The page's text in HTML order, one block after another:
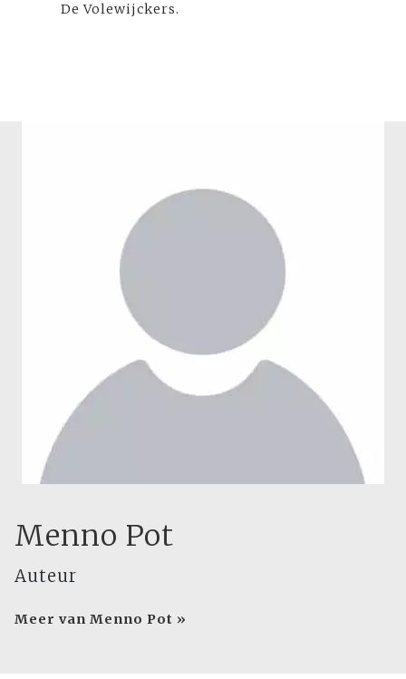
De Volewijckers.
Menno Pot
Auteur
Meer van Menno Pot »